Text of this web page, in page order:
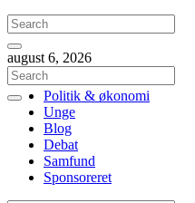
august 6, 2026
Politik & økonomi
Unge
Blog
Debat
Samfund
Sponsoreret